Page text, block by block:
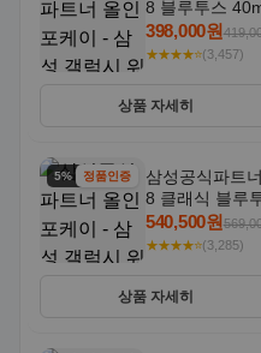
8 블루투스
398,000원
★★★★⭐(3,457)
상품 자세히
5% 할인정품인증
삼성공식파트
8 클래식 블루
540,500원
★★★★⭐(3,285)
상품 자세히